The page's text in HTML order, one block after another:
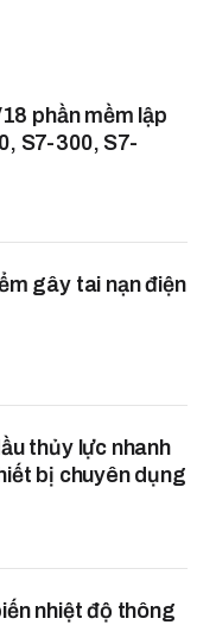
phần mềm lập
S7-300, S7-
gây tai nạn điện
thủy lực nhanh
bị chuyên dụng
nhiệt độ thông